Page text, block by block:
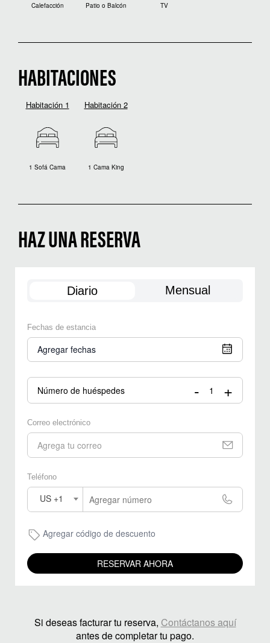
Calefacción Patio o Balcón TV
HABITACIONES
Habitación 1
1 Sofá Cama
Habitación 2
1 Cama King
HAZ UNA RESERVA
Diario Mensual
Fechas de estancia
Agregar fechas
Número de huéspedes - +
Correo electrónico
Teléfono
US +1
Agregar código de descuento
RESERVAR AHORA
Si deseas facturar tu reserva, Contáctanos aquí
antes de completar tu pago.